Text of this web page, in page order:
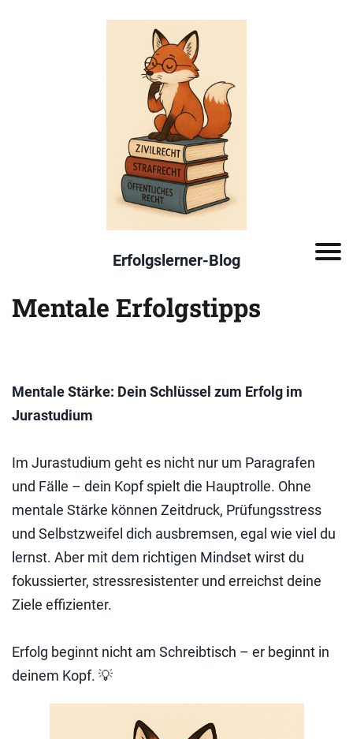
Erfolgslerner-Blog
Mentale Erfolgstipps
Mentale Stärke: Dein Schlüssel zum Erfolg im
Jurastudium
Im Jurastudium geht es nicht nur um Paragrafen
und Fälle – dein Kopf spielt die Hauptrolle. Ohne
mentale Stärke können Zeitdruck, Prüfungsstress
und Selbstzweifel dich ausbremsen, egal wie viel du
lernst. Aber mit dem richtigen Mindset wirst du
fokussierter, stressresistenter und erreichst deine
Ziele effizienter.
Erfolg beginnt nicht am Schreibtisch – er beginnt in
deinem Kopf. 💡